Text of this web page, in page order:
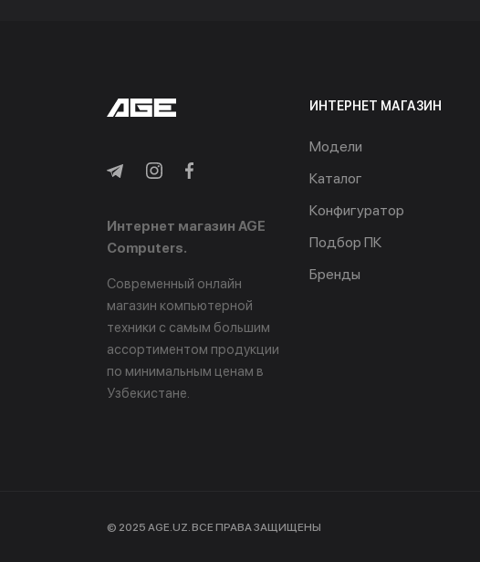
Интернет магазин AGE
Computers.
Современный онлайн
магазин компьютерной
техники с самым большим
ассортиментом продукции
по минимальным ценам в
Узбекистане.
ИНТЕРНЕТ МАГАЗИН
Модели
Каталог
Конфигуратор
Подбор ПК
Бренды
© 2025 AGE.UZ. ВСЕ ПРАВА ЗАЩИЩЕНЫ